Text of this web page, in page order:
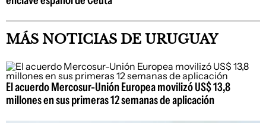
MÁS NOTICIAS DE URUGUAY
El acuerdo Mercosur-Unión Europea movilizó US$ 13,8
millones en sus primeras 12 semanas de aplicación